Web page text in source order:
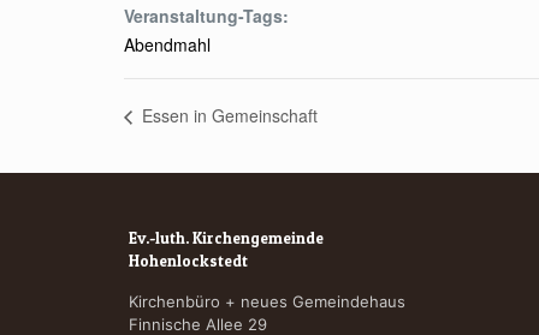
Veranstaltung-Tags:
Abendmahl
Essen in Gemeinschaft
Ev.-luth. Kirchengemeinde
Hohenlockstedt
Kirchenbüro + neues Gemeindehaus
Finnische Allee 29